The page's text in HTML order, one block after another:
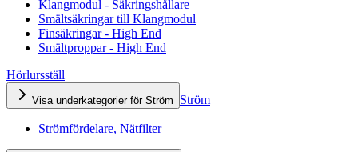
Klangmodul - Säkringshållare
Smältsäkringar till Klangmodul
Finsäkringar - High End
Smältproppar - High End
Hörlursställ
Visa underkategorier för Ström Ström
Strömfördelare, Nätfilter